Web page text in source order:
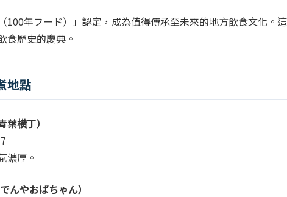
100年フード）」認定，成為值得傳承至未來的地方飲食文化。這
食歷史的慶典。
地點
横丁）
濃厚。
んやおばちゃん）